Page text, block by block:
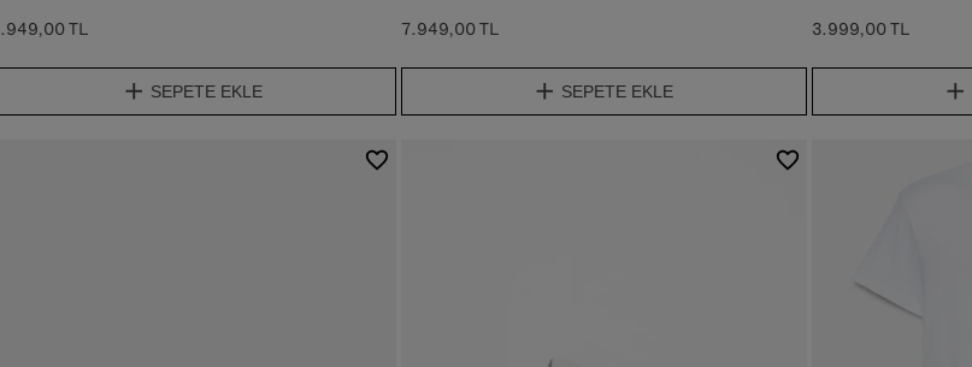
TL
SEPETE EKLE
7.949,00 TL
SEPETE EKLE
3.999,00 TL